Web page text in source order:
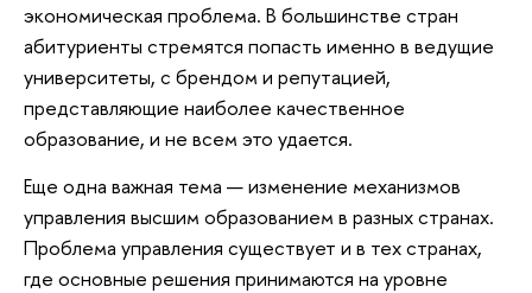
экономическая проблема. В большинстве стран
абитуриенты стремятся попасть именно в ведущие
университеты, с брендом и репутацией,
представляющие наиболее качественное
образование, и не всем это удается.
Еще одна важная тема — изменение механизмов
управления высшим образованием в разных странах.
Проблема управления существует и в тех странах,
где основные решения принимаются на уровне